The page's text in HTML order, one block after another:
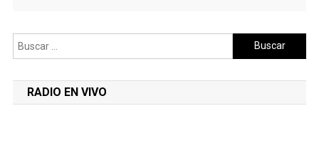
Buscar:
RADIO EN VIVO